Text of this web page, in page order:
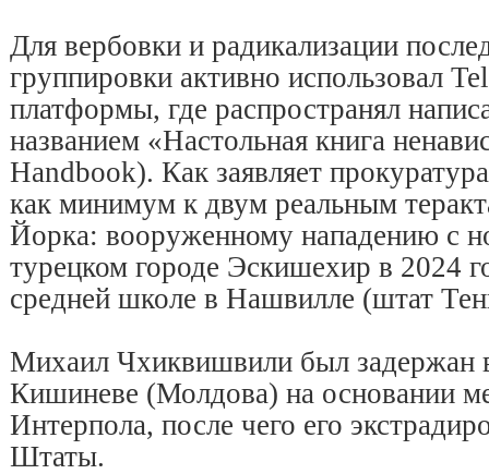
Для вербовки и радикализации
группировки активно использовал
платформы, где распространял
названием «Настольная книга
Handbook). Как заявляет
как минимум к двум реальным
Йорка: вооруженному нападению с
турецком городе Эскишехир в 2024
средней школе в Нашвилле (штат
Михаил Чхиквишвили был задержан
Кишиневе (Молдова) на основании
Интерпола, после чего его
Штаты.